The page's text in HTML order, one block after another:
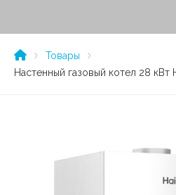
Товары
Настенный газовый котел 28 кВт